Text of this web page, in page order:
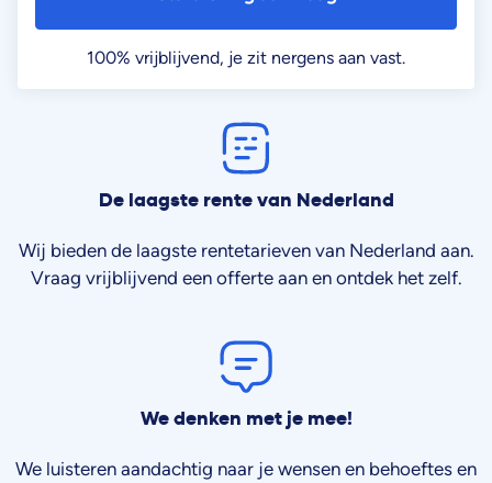
100% vrijblijvend, je zit nergens aan vast.
De laagste rente van Nederland
Wij bieden de laagste rentetarieven van Nederland aan.
Vraag vrijblijvend een offerte aan en ontdek het zelf.
We denken met je mee!
We luisteren aandachtig naar je wensen en behoeftes en